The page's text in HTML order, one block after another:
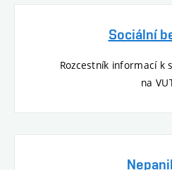
Sociální
Rozcestník informací k
na